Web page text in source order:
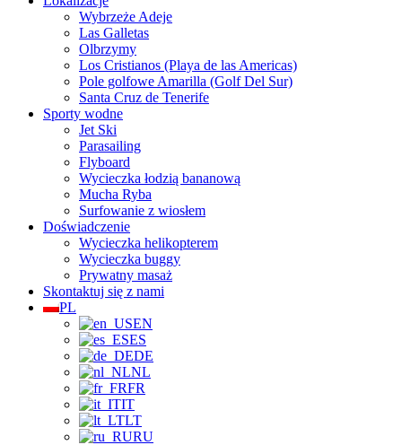
Wybrzeże Adeje
Las Galletas
Olbrzymy
Los Cristianos (Playa de las Americas)
Pole golfowe Amarilla (Golf Del Sur)
Santa Cruz de Tenerife
Sporty wodne
Jet Ski
Parasailing
Flyboard
Wycieczka łodzią bananową
Mucha Ryba
Surfowanie z wiosłem
Doświadczenie
Wycieczka helikopterem
Wycieczka buggy
Prywatny masaż
Skontaktuj się z nami
PL
EN
ES
DE
NL
FR
IT
LT
RU